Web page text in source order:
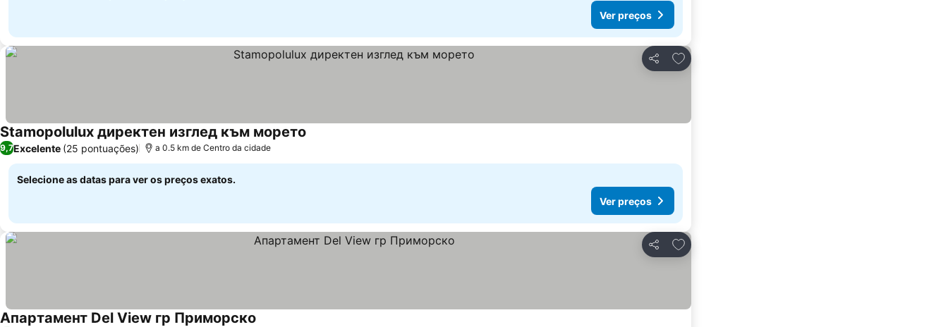
Ver preços
Partilhar
Adicionar aos favoritos
Stamopolulux директен изглед към морето
9,7Excelente (25 pontuações) a 0.5 km de Centro da cidade
Selecione as datas para ver os preços exatos.
Ver preços
Partilhar
Adicionar aos favoritos
Апартамент Del View гр Приморско